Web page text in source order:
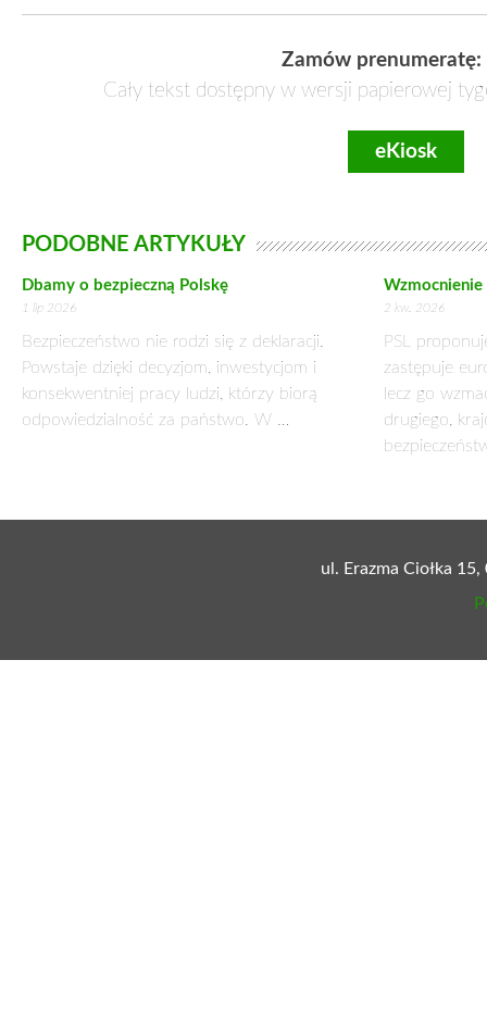
Zamów prenumeratę:
Cały tekst dostępny w wersji papierowej
eKiosk
PODOBNE ARTYKUŁY
Dbamy o bezpieczną Polskę
1 lip 2026
Bezpieczeństwo nie rodzi się z deklaracji.
Powstaje dzięki decyzjom, inwestycjom i
konsekwentniej pracy ludzi, którzy biorą
odpowiedzialność za państwo. W …
Wzmocnienie
2 kw. 2026
PSL
zastępuje
lecz go
drugiego,
ul. Erazma Ciołka